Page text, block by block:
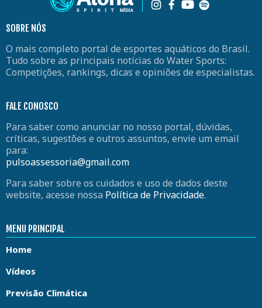
SOBRE NÓS
O mais completo portal de esportes aquáticos do Brasil.
Tudo sobre as principais notícias do Water Sports:
Competições, rankings, dicas e opiniões de especialistas.
FALE CONOSCO
Para saber como anunciar no nosso portal, dúvidas,
críticas, sugestões e outros assuntos, envie um email
para:
pulsoassessoria@gmail.com
Para saber sobre os cuidados e uso de dados deste
website, acesse nossa Política de Privacidade.
MENU PRINCIPAL
Home
Vídeos
Previsão Climática